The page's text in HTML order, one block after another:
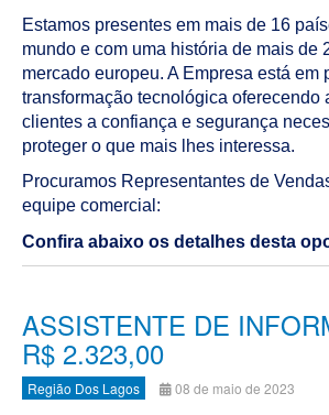
Estamos presentes em mais de 16
mundo e com uma história de mais de
mercado europeu. A Empresa está em
transformação tecnológica oferecendo
clientes a confiança e segurança
proteger o que mais lhes interessa.
Procuramos Representantes de
equipe comercial:
Confira abaixo os detalhes desta
ASSISTENTE DE
R$ 2.323,00
Região Dos Lagos 08 de maio de 2023